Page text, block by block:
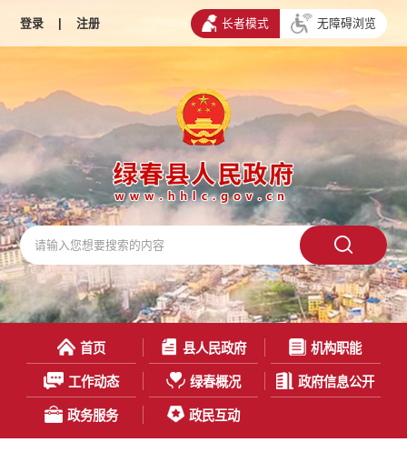
登录 | 注册 长者模式 无障碍浏览
首页 县人民政府 机构职能
工作动态 绿春概况 政府信息公开
政务服务 政民互动